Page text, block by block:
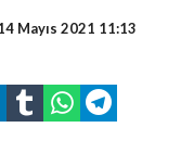
Mayıs 2021 11:13